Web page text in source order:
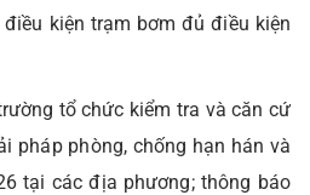
kiện trạm bơm đủ điều kiện
tổ chức kiểm tra và căn cứ
pháp phòng, chống hạn hán và
tại các địa phương; thông báo